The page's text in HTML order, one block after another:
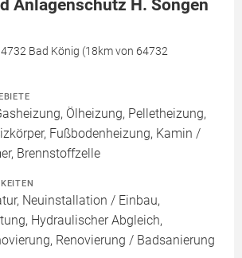
Anlagenschutz H. Söngen
Bad König (18km von 64732
Ölheizung, Pelletheizung,
Fußbodenheizung, Kamin /
Brennstoffzelle
Neuinstallation / Einbau,
Hydraulischer Abgleich,
Renovierung / Badsanierung